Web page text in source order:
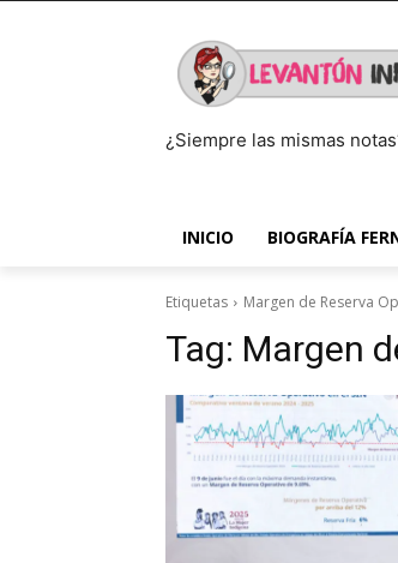
¿Siempre las mismas
INICIO BIOGRAFÍA
Etiquetas Margen de Reserva
Tag: Margen